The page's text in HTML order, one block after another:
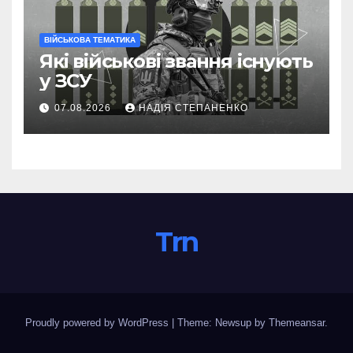
ВІЙСЬКОВА ТЕМАТИКА
Які військові звання існують
у ЗСУ
07.08.2026 НАДІЯ СТЕПАНЕНКО
Trn
Proudly powered by WordPress Theme: Newsup by Themeansar.